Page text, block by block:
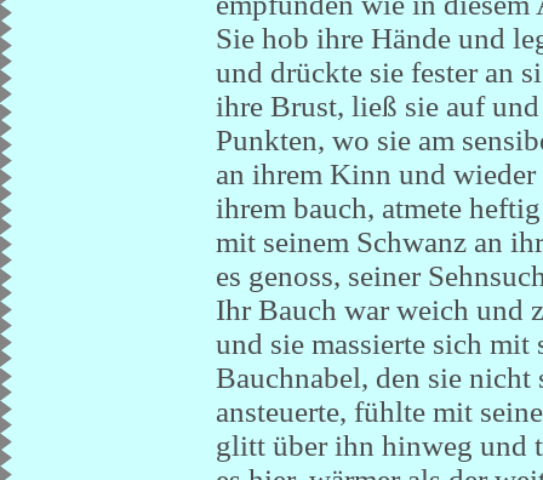
Sie hob ihre Hände und
und drückte sie fester an
ihre Brust, ließ sie auf
Punkten, wo sie am
an ihrem Kinn und
ihrem bauch, atmete
mit seinem Schwanz an
es genoss, seiner
Ihr Bauch war weich und
und sie massierte sich
Bauchnabel, den sie nicht
ansteuerte, fühlte mit
glitt über ihn hinweg und